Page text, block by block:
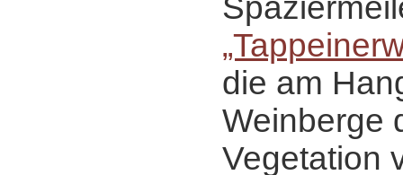
die am
Weinberge
Vegetation